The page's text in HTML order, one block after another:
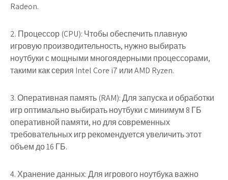
Radeon.
2. Процессор (CPU): Чтобы обеспечить плавную
игровую производительность, нужно выбирать
ноутбуки с мощными многоядерными процессорами,
такими как серия Intel Core i7 или AMD Ryzen.
3. Оперативная память (RAM): Для запуска и обработки
игр оптимально выбирать ноутбуки с минимум 8 ГБ
оперативной памяти, но для современных
требовательных игр рекомендуется увеличить этот
объем до 16 ГБ.
4. Хранение данных: Для игрового ноутбука важно